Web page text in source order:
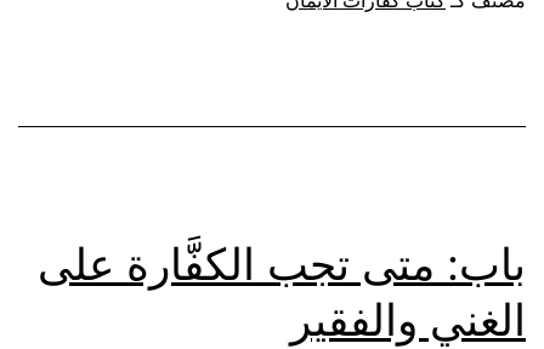
باب: متى تجب الكفَّارة على
الغني والفقير